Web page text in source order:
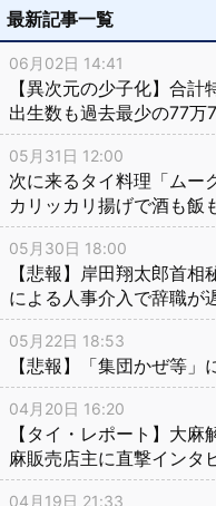
最新記事一覧
06月02日 14:41
【異次元の少子化】合計
出生数も過去最少の77万
05月31日 12:00
次に来るタイ料理「ムー
カリッカリ揚げで酒も飯
05月30日 18:00
【悲報】岸田翔太郎首相
による人事介入で辞職が
05月22日 18:53
【悲報】「集団かぜ等
04月20日 16:20
【タイ・レポート】大
麻販売店主に直撃インタ
04月19日 21:33